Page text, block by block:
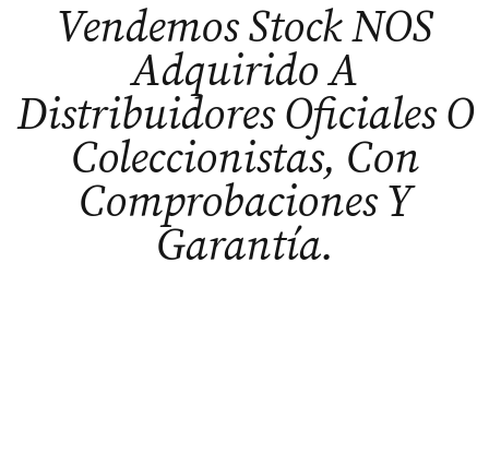
Vendemos Stock NOS
Adquirido A
Distribuidores Oficiales O
Coleccionistas, Con
Comprobaciones Y
Garantía.